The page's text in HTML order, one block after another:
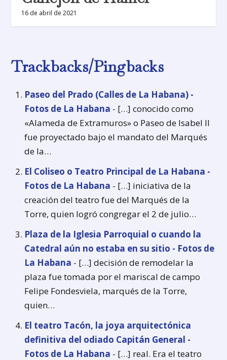
16 de abril de 2021
Trackbacks/Pingbacks
Paseo del Prado (Calles de La Habana) -
Fotos de La Habana - […] conocido como
«Alameda de Extramuros» o Paseo de Isabel II
fue proyectado bajo el mandato del Marqués
de la…
El Coliseo o Teatro Principal de La Habana -
Fotos de La Habana - […] iniciativa de la
creación del teatro fue del Marqués de la
Torre, quien logró congregar el 2 de julio…
Plaza de la Iglesia Parroquial o cuando la
Catedral aún no estaba en su sitio - Fotos de
La Habana - […] decisión de remodelar la
plaza fue tomada por el mariscal de campo
Felipe Fondesviela, marqués de la Torre,
quien…
El teatro Tacón, la joya arquitectónica
definitiva del odiado Capitán General -
Fotos de La Habana - […] real. Era el teatro